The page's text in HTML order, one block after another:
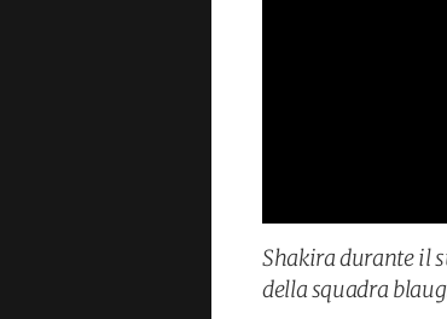
Shakira durante il
della squadra